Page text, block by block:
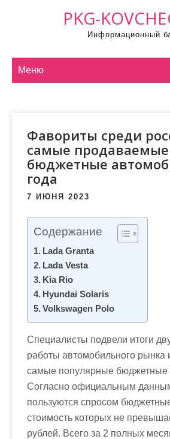
PKG-
Информационный
Меню
Фавориты среди
самые продаваемые
бюджетные
года
7 ИЮНЯ 2023
Содержание
Lada Granta
Lada Vesta
Kia Rio
Hyundai Solaris
Volkswagen Polo
Специалисты подвели итоги
работы автомобильного рынка
самые популярные бюджетные
Согласно официальным
пользуются спросом
стоимость которых не
рублей. Всего за 2 полных